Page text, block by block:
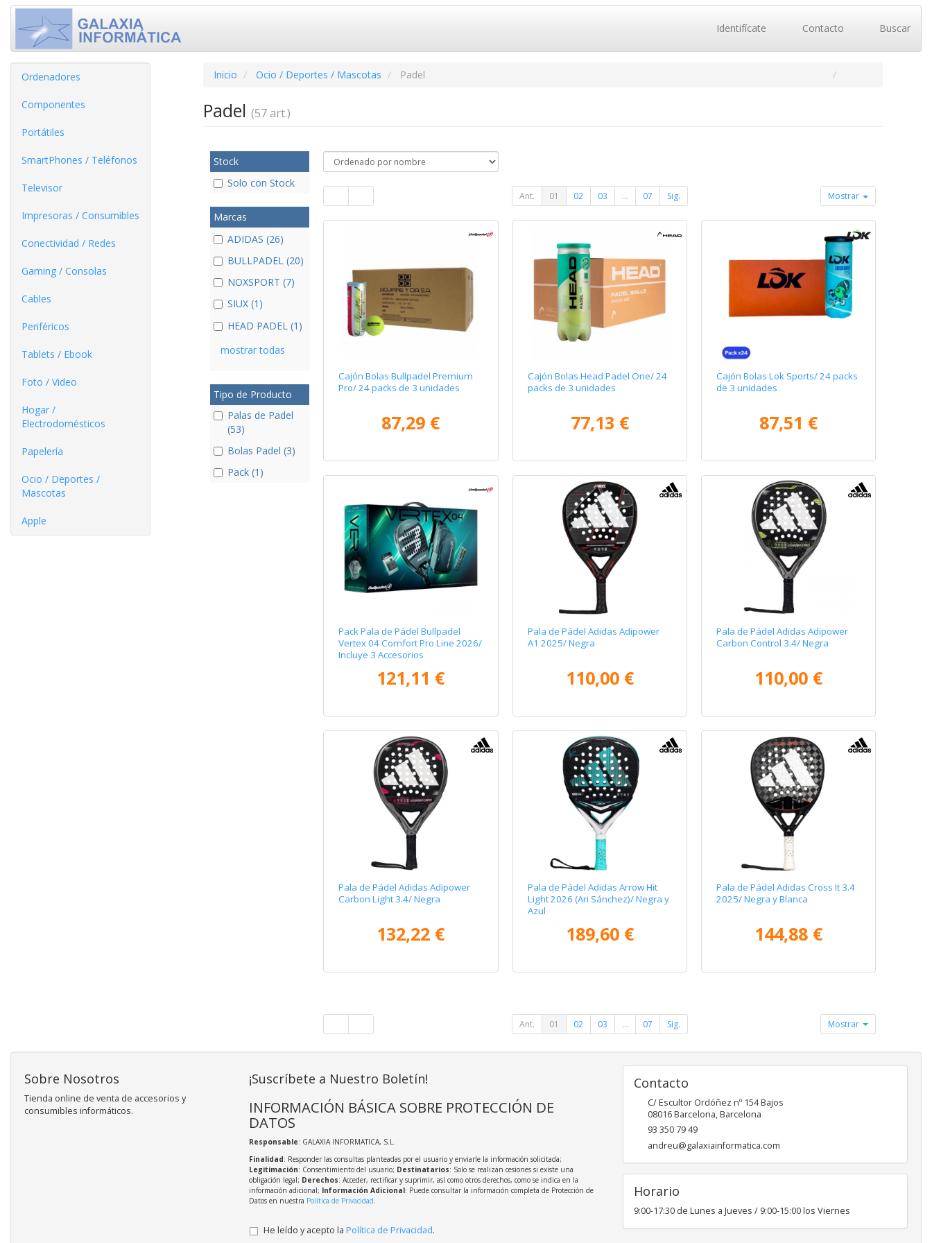
Identifícate Contacto Buscar
Ordenadores
Componentes
Portátiles
SmartPhones / Teléfonos
Televisor
Impresoras / Consumibles
Conectividad / Redes
Gaming / Consolas
Cables
Periféricos
Tablets / Ebook
Foto / Video
Hogar /
Electrodomésticos
Papelería
Ocio / Deportes /
Mascotas
Apple
Inicio Ocio / Deportes / Mascotas Padel
Padel (57 art.)
Stock
Solo con Stock
Marcas
ADIDAS (26)
BULLPADEL (20)
NOXSPORT (7)
SIUX (1)
HEAD PADEL (1)
mostrar todas
Tipo de Producto
Palas de Padel
(53)
Bolas Padel (3)
Pack (1)
Ant. 01 02 03 ... 07 Sig. Mostrar
Cajón Bolas Bullpadel Premium
Pro/ 24 packs de 3 unidades
87,29 €
Cajón Bolas Head Padel One/ 24
packs de 3 unidades
77,13 €
Cajón Bolas Lok Sports/ 24 packs
de 3 unidades
87,51 €
Pack Pala de Pádel Bullpadel
Vertex 04 Comfort Pro Line 2026/
Incluye 3 Accesorios
121,11 €
Pala de Pádel Adidas Adipower
A1 2025/ Negra
110,00 €
Pala de Pádel Adidas Adipower
Carbon Control 3.4/ Negra
110,00 €
Pala de Pádel Adidas Adipower
Carbon Light 3.4/ Negra
132,22 €
Pala de Pádel Adidas Arrow Hit
Light 2026 (Ari Sánchez)/ Negra y
Azul
189,60 €
Pala de Pádel Adidas Cross It 3.4
2025/ Negra y Blanca
144,88 €
Ant. 01 02 03 ... 07 Sig. Mostrar
Sobre Nosotros
Tienda online de venta de accesorios y
consumibles informáticos.
¡Suscríbete a Nuestro Boletín!
INFORMACIÓN BÁSICA SOBRE PROTECCIÓN DE
DATOS
Responsable: GALAXIA INFORMATICA, S.L.
Finalidad: Responder las consultas planteadas por el usuario y enviarle la información solicitada;
Legitimación: Consentimiento del usuario; Destinatarios: Solo se realizan cesiones si existe una
obligación legal; Derechos: Acceder, rectificar y suprimir, así como otros derechos, como se indica en la
información adicional; Información Adicional: Puede consultar la información completa de Protección de
Datos en nuestra Política de Privacidad
He leído y acepto la Política de Privacidad.
Contacto
C/ Escultor Ordóñez nº 154 Bajos
08016Barcelona,Barcelona
93 350 79 49
andreu@galaxiainformatica.com
Horario
9:00-17:30 de Lunes a Jueves / 9:00-15:00 los Viernes